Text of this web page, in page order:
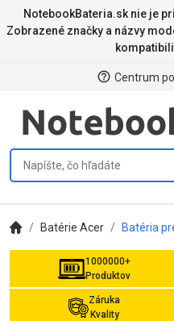
NotebookBateria.sk nie je
Zobrazené značky a názvy
Centrum
Batérie Acer Batéria
1000000+
Produktov
Záruka
Kvality